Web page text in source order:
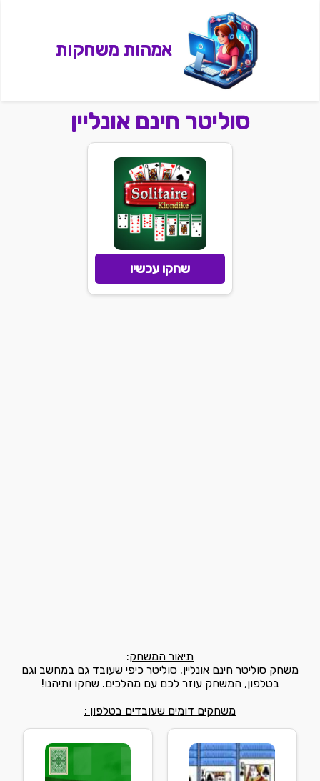
אמהות משחקות
סוליטר חינם אונליין
שחקו עכשיו
תיאור המשחק:
משחק סוליטר חינם אונליין. סוליטר כיפי שעובד גם במחשב וגם
בטלפון, המשחק עוזר לכם עם מהלכים. שחקו ותיהנו!
משחקים דומים שעובדים בטלפון :